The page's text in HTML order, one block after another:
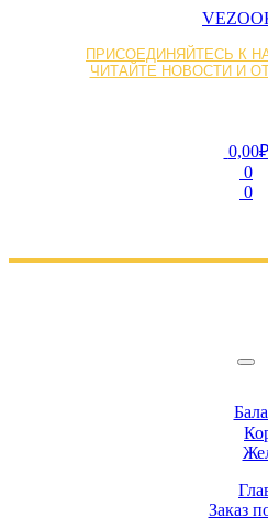
ПРИСОЕДИНЯЙТЕСЬ К
ЧИТАЙТЕ НОВОСТИ И
0,00₽
0
0
Заказ